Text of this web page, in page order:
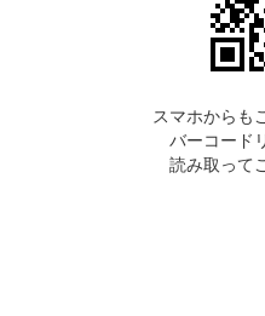
スマホからも
バーコード
読み取って